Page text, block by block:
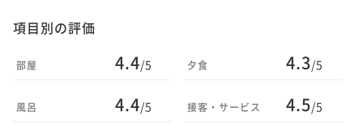
項目別の評価
部屋 4.4/5
風呂 4.4/5
夕食 4.3/5
接客・サービス 4.5/5